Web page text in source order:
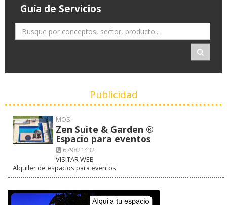
Guía de Servicios
Publicidad
MOS
Zen Suite & Garden ®
Espacio para eventos
679821432
VISITAR WEB
Alquiler de espacios para eventos